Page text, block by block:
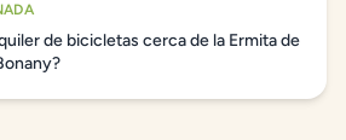
de bicicletas cerca de la Ermita de